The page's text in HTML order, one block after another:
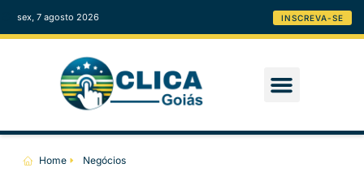
sex, 7 agosto 2026 INSCREVA-SE
Home Negócios